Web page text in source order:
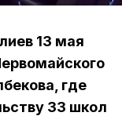
13 мая
где
33 школ